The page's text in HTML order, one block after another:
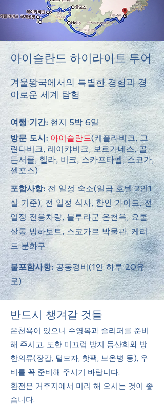
아이슬란드 하이라이트 투어
겨울왕국에서의 특별한 경험과 경
이로운 세계 탐험
여행 기간: 현지 5박 6일
방문 도시: 아이슬란드(케플라비크, 그
린다비크, 레이캬비크, 보르가네스, 골
든서클, 헬라, 비크, 스카프타펠, 스코가,
셀포스)
포함사항: 전 일정 숙소(일급 호텔 2인1
실 기준), 전 일정 식사, 한인 가이드, 전
일정 전용차량, 블루라군 온천욕, 요쿨
살롱 빙하보트, 스코가르 박물관, 케리
드 분화구
불포함사항:공동경비(1인 하루 20유
로)
반드시 챙겨갈 것들
​온천욕이 있으니 수영복과 슬리퍼를 준비
해 주시고, 또한 미끄럼 방지 등산화와 방
한의류(장갑, 털모자, 핫팩, 보온병 등), 우
비를 꼭 준비해 주시기 바랍니다.
환전은 거주지에서 미리 해 오시는 것이 좋
습니다.